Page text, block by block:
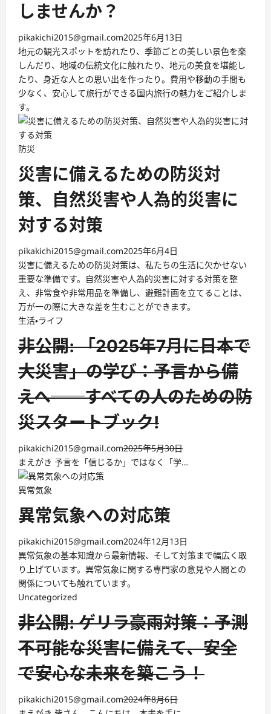
しませんか？
pikakichi2015@gmail.com2025年6月13日
地元の観光スポットを訪れたり、季節ごとの美しい景色を楽
しんだり、地域の伝統文化に触れたり、地元の美食を堪能し
たり、身近な人との思い出を作ったり。費用や移動の手間も
少なく、安心して旅行ができる国内旅行の魅力をご紹介しま
す。
防災
災害に備えるための防災対
策、自然災害や人為的災害に
対する対策
pikakichi2015@gmail.com2025年6月4日
災害に備えるための防災対策は、私たちの生活に欠かせない
重要な準備です。自然災害や人為的災害に対する対策を整
え、非常食や非常用品を準備し、避難計画を立てることは、
万が一の際に大きな差を生むことができます。
生活・ライフ
非公開: 「2025年7月に日本で
大災害」の学び：予言から備
えへ──すべての人のための防
災スタートブック!
pikakichi2015@gmail.com2025年5月30日
まえがき 予言を「信じるか」ではなく「学…
異常気象
異常気象への対応策
pikakichi2015@gmail.com2024年12月13日
異常気象の基本知識から最新情報、そして対策まで幅広く取
り上げています。異常気象に関する専門家の意見や人間との
関係についても触れています。
Uncategorized
非公開: ゲリラ豪雨対策：予測
不可能な災害に備えて、安全
で安心な未来を築こう！
pikakichi2015@gmail.com2024年8月6日